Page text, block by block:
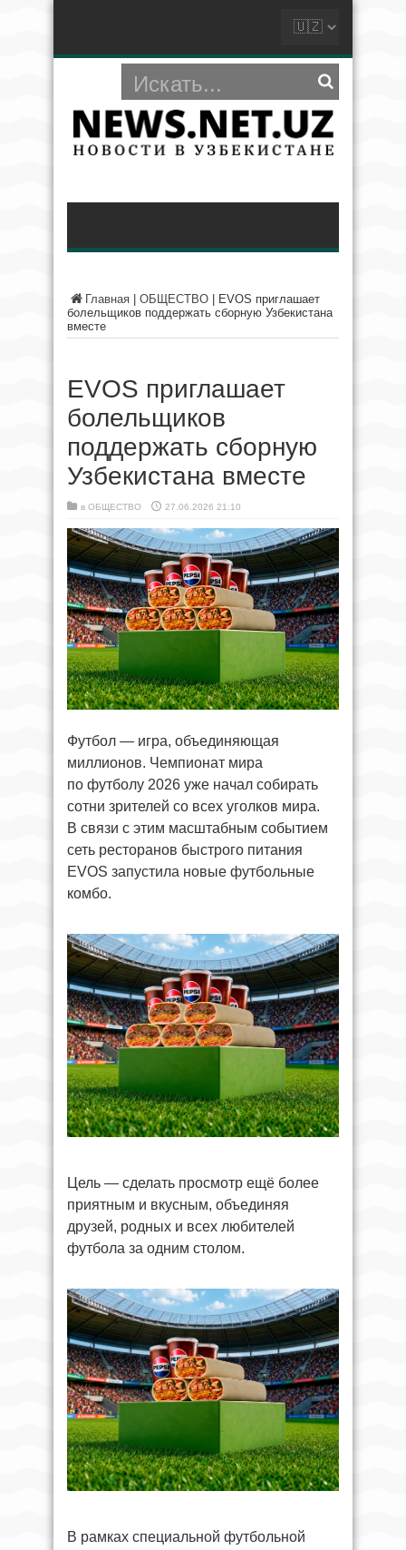
Главная ОБЩЕСТВО
EVOS приглашает
болельщиков поддержать сборную Узбекистана
вместе
EVOS приглашает
болельщиков
поддержать сборную
Узбекистана вместе
в ОБЩЕСТВО 27.06.2026 21:10
Футбол — игра, объединяющая
миллионов. Чемпионат мира
по футболу 2026 уже начал собирать
сотни зрителей со всех уголков мира.
В связи с этим масштабным событием
сеть ресторанов быстрого питания
EVOS запустила новые футбольные
комбо.
Цель — сделать просмотр ещё более
приятным и вкусным, объединяя
друзей, родных и всех любителей
футбола за одним столом.
В рамках специальной футбольной